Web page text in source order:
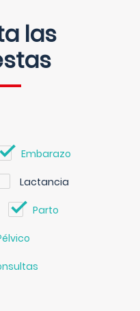
las
Embarazo
Lactancia
Parto